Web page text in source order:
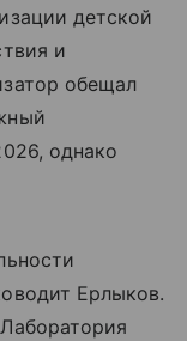
детской
и
обещал
однако
Ерлыков.